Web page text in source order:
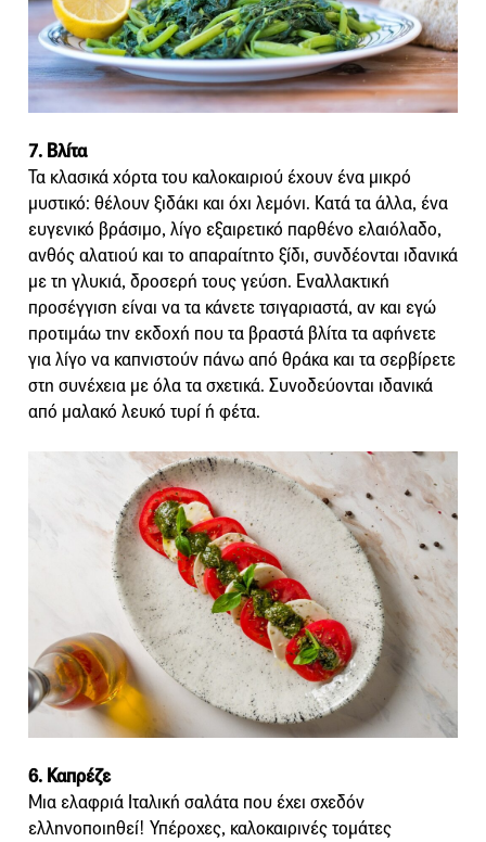
7. Βλίτα
Τα κλασικά χόρτα του καλοκαιριού έχουν ένα μικρό
μυστικό: θέλουν ξιδάκι και όχι λεμόνι. Κατά τα άλλα, ένα
ευγενικό βράσιμο, λίγο εξαιρετικό παρθένο ελαιόλαδο,
ανθός αλατιού και το απαραίτητο ξίδι, συνδέονται ιδανικά
με τη γλυκιά, δροσερή τους γεύση. Εναλλακτική
προσέγγιση είναι να τα κάνετε τσιγαριαστά, αν και εγώ
προτιμάω την εκδοχή που τα βραστά βλίτα τα αφήνετε
για λίγο να καπνιστούν πάνω από θράκα και τα σερβίρετε
στη συνέχεια με όλα τα σχετικά. Συνοδεύονται ιδανικά
από μαλακό λευκό τυρί ή φέτα.
6. Καπρέζε
Μια ελαφριά Ιταλική σαλάτα που έχει σχεδόν
ελληνοποιηθεί! Υπέροχες, καλοκαιρινές τομάτες